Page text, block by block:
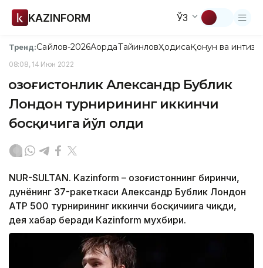
KAZINFORM ЎЗ
Тренд:Сайлов-2026АқордаТайинловҲодисаҚонун ва
08:08, 14 Июн 2022
Қозоғистонлик Александр Бублик
Лондон турнирининг иккинчи
босқичига йўл олди
NUR-SULTAN. Kazinform – Қозоғистоннинг биринчи,
дунёнинг 37-ракеткаси Александр Бублик Лондон
АТР 500 турнирининг иккинчи босқичиига чиқди,
дея хабар беради Кazinform мухбири.